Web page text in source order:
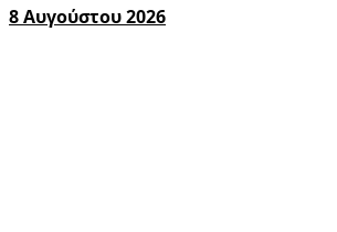
8 Αυγούστου 2026